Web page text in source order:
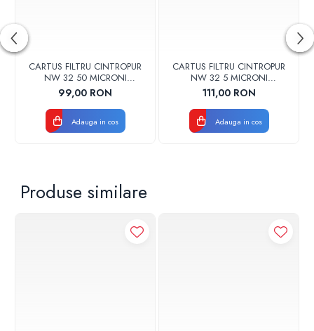
CARTUS FILTRU CINTROPUR
NW 32 50 MICRONI
MANSOANE FILTRARE SET
5BUC
99,00 RON
Adauga in cos
CARTUS FILTRU CINTROPUR
NW 32 5 MICRONI
MANSOANE FILTRARE SET
5BUC
111,00 RON
Adauga in cos
Produse similare